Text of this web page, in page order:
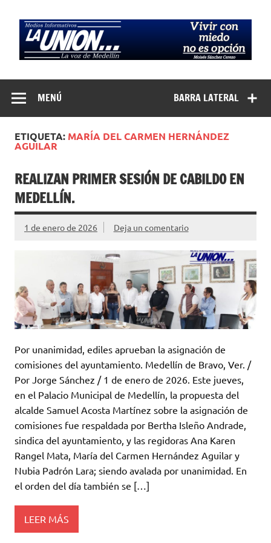
contenido
Medios
Informativos La
Unión…
BARRA LATERAL
MENÚ
ETIQUETA: MARÍA DEL CARMEN HERNÁNDEZ
AGUILAR
REALIZAN PRIMER SESIÓN DE CABILDO EN
MEDELLÍN.
1 de enero de 2026 Deja un comentario
Por unanimidad, ediles aprueban la asignación de
comisiones del ayuntamiento. Medellín de Bravo, Ver. /
Por Jorge Sánchez / 1 de enero de 2026. Este jueves,
en el Palacio Municipal de Medellín, la propuesta del
alcalde Samuel Acosta Martínez sobre la asignación de
comisiones fue respaldada por Bertha Isleño Andrade,
sindica del ayuntamiento, y las regidoras Ana Karen
Rangel Mata, María del Carmen Hernández Aguilar y
Nubia Padrón Lara; siendo avalada por unanimidad. En
el orden del día también se […]
LEER MÁS